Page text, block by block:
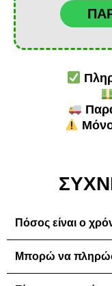
Πόσος είναι ο
Μπορώ να